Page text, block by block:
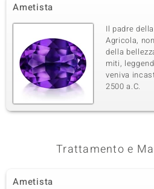
Ametista
Il padre
Agricola,
della
miti,
veniva
2500 a.C.
Trattamento e
Ametista